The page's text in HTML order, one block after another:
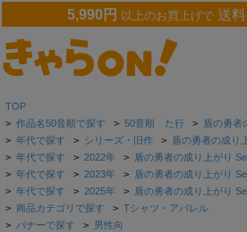
5,990円 以上のお買上げで 送
TOP
> 作品名50音順で探す > 50音順 た行 > 盾の勇者
> 年代で探す > シリーズ・旧作 > 盾の勇者の成り
> 年代で探す > 2022年 > 盾の勇者の成り上がり
> 年代で探す > 2023年 > 盾の勇者の成り上がり
> 年代で探す > 2025年 > 盾の勇者の成り上がり
> 商品カテゴリで探す > Tシャツ・アパレル
> バナーで探す > 男性向